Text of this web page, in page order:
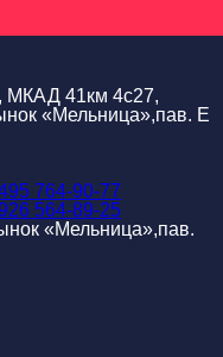
МКАД 41км 4с27,
«Мельница»,пав. Е
764-90-77
564-89-25
«Мельница»,пав.